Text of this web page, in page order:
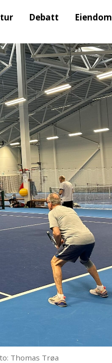
Debatt Eiendom
Thomas Trøa